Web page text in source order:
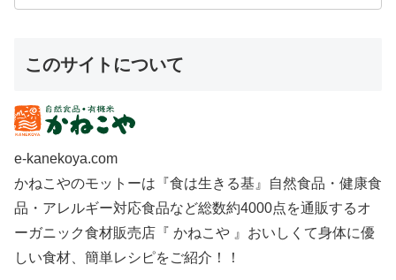
このサイトについて
e-kanekoya.com
かねこやのモットーは『食は生きる基』自然食品・健康食
品・アレルギー対応食品など総数約4000点を通販するオ
ーガニック食材販売店『 かねこや 』おいしくて身体に優
しい食材、簡単レシピをご紹介！！